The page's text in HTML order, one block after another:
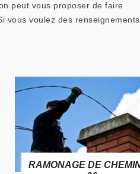
peut vous proposer de faire
vous voulez des renseignements
TRAITEMENT DE